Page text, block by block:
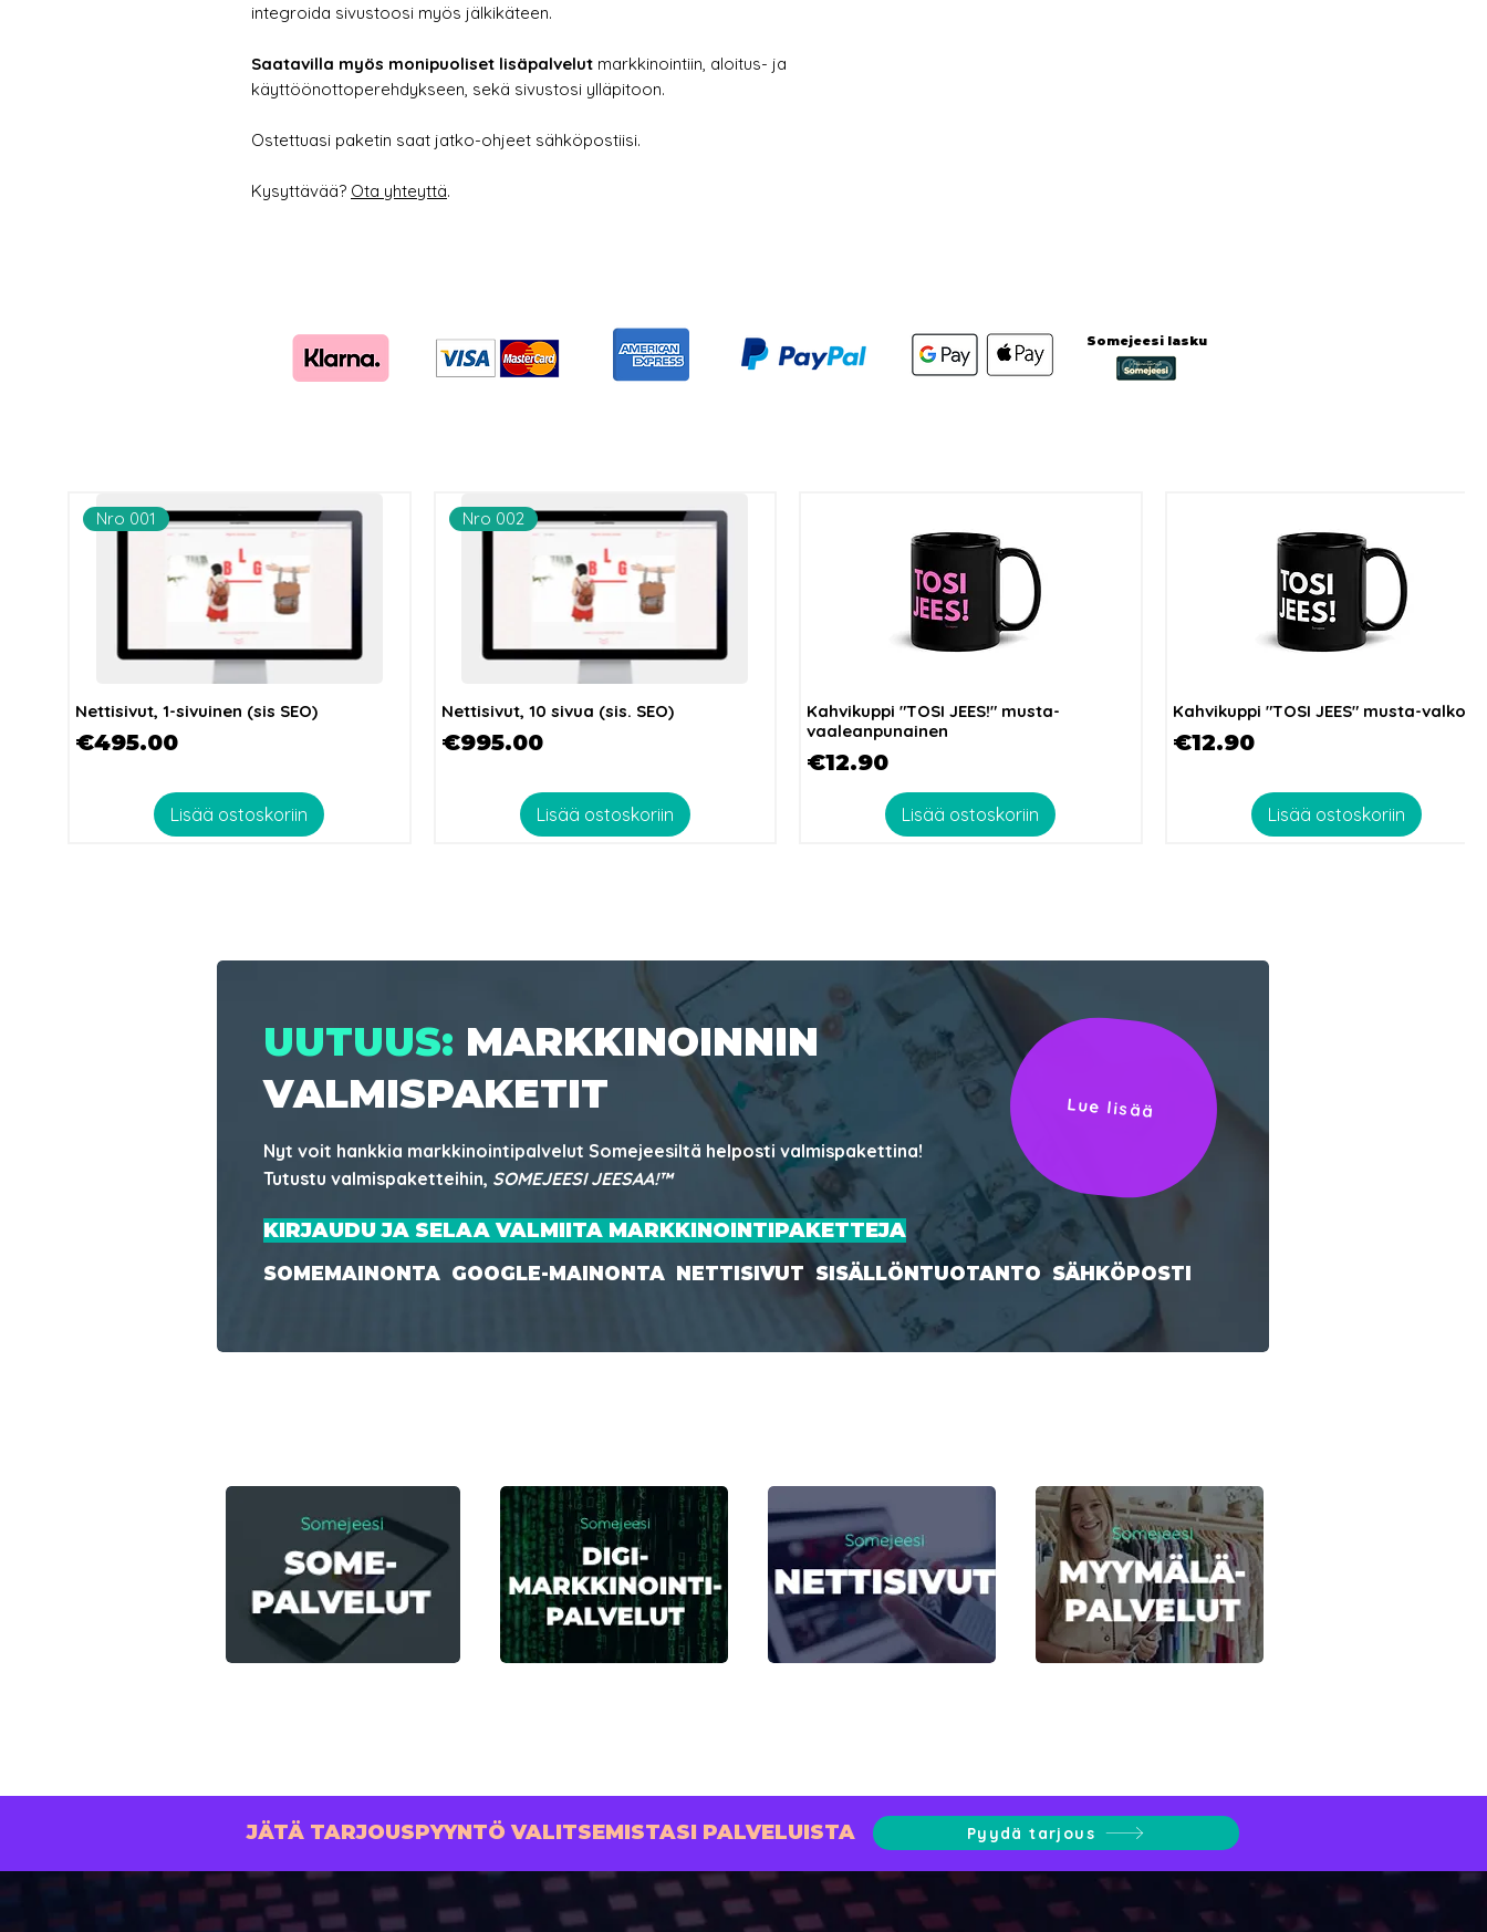
integroida sivustoosi myös jälkikäteen.
Saatavilla myös monipuoliset lisäpalvelut markkinointiin, aloitus- ja
käyttöönottoperehdykseen, sekä sivustosi ylläpitoon.
Ostettuasi paketin saat jatko-ohjeet sähköpostiisi.
Kysyttävää? Ota yhteyttä.
Somejeesi lasku
Nro 001
Nettisivut, 1-sivuinen (sis SEO)
Hinta
€495.00
Lisää ostoskoriin
Nro 002
Nettisivut, 10 sivua (sis. SEO)
Hinta
€995.00
Lisää ostoskoriin
Kahvikuppi "TOSI JEES!" musta-
vaaleanpunainen
Hinta
€12.90
Lisää ostoskoriin
Kahvikuppi "TOSI JEES" musta-
Hinta
€12.90
Lisää ostoskoriin
UUTUUS: MARKKINOINNIN
VALMISPAKETIT
Nyt voit hankkia markkinointipalvelut Somejeesiltä helposti valmispakettina!
Tutustu valmispaketteihin, SOMEJEESI JEESAA!™
Lue lisää
KIRJAUDU JA SELAA VALMIITA MARKKINOINTIPAKETTEJA
SOMEMAINONTA GOOGLE-MAINONTA NETTISIVUT SISÄLLÖNTUOTANTO SÄHKÖPOSTI
JÄTÄ TARJOUSPYYNTÖ VALITSEMISTASI PALVELUISTA Pyydä tarjous